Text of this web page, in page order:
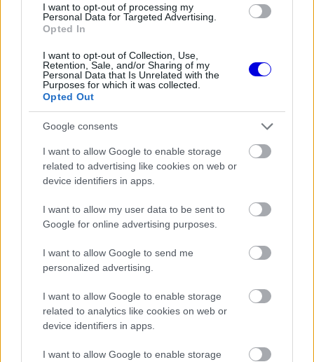
I want to opt-out of processing my
Personal Data for Targeted Advertising.
Opted In
I want to opt-out of Collection, Use,
Retention, Sale, and/or Sharing of my
Personal Data that Is Unrelated with the
Purposes for which it was collected.
Opted Out
Google consents
I want to allow Google to enable storage
related to advertising like cookies on web or
device identifiers in apps.
I want to allow my user data to be sent to
Google for online advertising purposes.
I want to allow Google to send me
personalized advertising.
I want to allow Google to enable storage
related to analytics like cookies on web or
device identifiers in apps.
I want to allow Google to enable storage
„Nem hiszem, hogy bármit is bánnék. Tiszta
esélyem volt, és megpróbáltam. Az előttem
haladó két pilóta későn fékezett, és volt egy kis
blokkolás, mert rájöttem, hogy Kimi nem fog
helyet hagyni. Nem tudtam csak úgy eltűnni, de a
stewardok döntése az, ami, és én ezt elfogadom”
– mondta Piastri a leintés után a Sky-nak.
EZEKET IS AJÁNLJUK
A Ferrari olyan útra lépett amely
évekre meghatározhatja a sikerét
FORMA-1
köthet ki Max Verstappen